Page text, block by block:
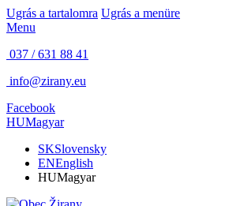
Ugrás a tartalomra Ugrás a menüre
Menu
037 / 631 88 41
info@zirany.eu
Facebook
HUMagyar
SKSlovensky
ENEnglish
HUMagyar